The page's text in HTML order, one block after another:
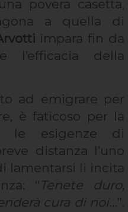
povera casetta,
a quella di
impara fin da
della
ad emigrare per
è faticoso per la
le esigenze di
distanza l’uno
lamentarsi li incita
“ Tenete duro,
cura di noi…”.